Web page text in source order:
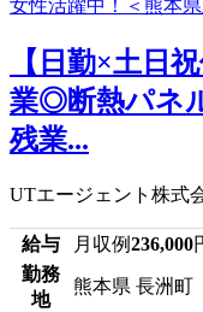
【日勤×土日
業◎断熱パネ
残業...
UTエージェント株式
給与 月収例236,000
勤務
地
熊本県 長洲町